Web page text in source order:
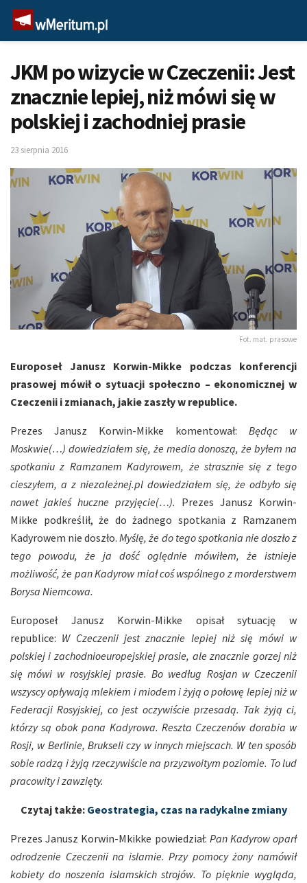
JKM po wizycie w Czeczenii: Jest
znacznie lepiej, niż mówi się w
polskiej i zachodniej prasie
23 sierpnia 2016
Fot. mat. prasowe
Europoseł Janusz Korwin-Mikke podczas konferencji
prasowej mówił o sytuacji społeczno – ekonomicznej w
Czeczenii i zmianach, jakie zaszły w republice.
Prezes Janusz Korwin-Mikke komentował: Będąc w
Moskwie(…) dowiedziałem się, że media donoszą, że byłem na
spotkaniu z Ramzanem Kadyrowem, że strasznie się z tego
cieszyłem, a z niezależnej.pl dowiedziałem się, że odbyło się
nawet jakieś huczne przyjęcie(…). Prezes Janusz Korwin-
Mikke podkreślił, że do żadnego spotkania z Ramzanem
Kadyrowem nie doszło.Myślę, że do tego spotkania nie doszło z
tego powodu, że ja dość oględnie mówiłem, że istnieje
możliwość, że pan Kadyrow miał coś wspólnego z morderstwem
Borysa Niemcowa.
Europoseł Janusz Korwin-Mikke opisał sytuację w
republice: W Czeczenii jest znacznie lepiej niż się mówi w
polskiej i zachodnioeuropejskiej prasie, ale znacznie gorzej niż
się mówi w rosyjskiej prasie. Bo według Rosjan w Czeczenii
wszyscy opływają mlekiem i miodem i żyją o połowę lepiej niż w
Federacji Rosyjskiej, co jest oczywiście przesadą. Tak żyją ci,
którzy są obok pana Kadyrowa. Reszta Czeczenów dorabia w
Rosji, w Berlinie, Brukseli czy w innych miejscach. W ten sposób
sobie radzą i żyją rzeczywiście na przyzwoitym poziomie. To lud
pracowity i zawzięty.
Czytaj także: Geostrategia, czas na radykalne zmiany
Prezes Janusz Korwin-Mkikke powiedział: Pan Kadyrow oparł
odrodzenie Czeczenii na islamie. Przy pomocy żony namówił
kobiety do noszenia islamskich strojów. To pięknie wygląda,